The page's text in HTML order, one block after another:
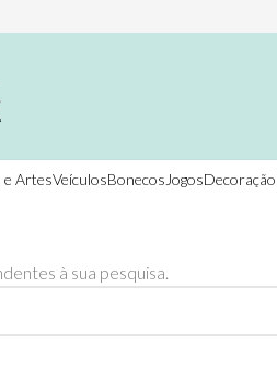
e ArtesVeículosBonecos JogosDecoração
à sua pesquisa.